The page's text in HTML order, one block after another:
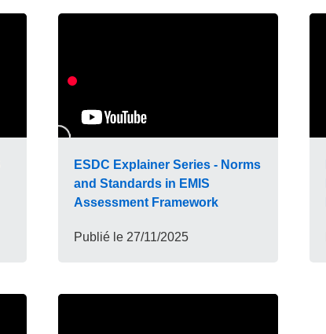
ESDC Explainer Series - Norms
and Standards in EMIS
Assessment Framework
Publié le 27/11/2025